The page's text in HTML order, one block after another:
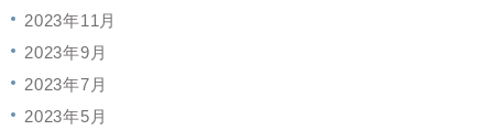
2023年11月
2023年9月
2023年7月
2023年5月